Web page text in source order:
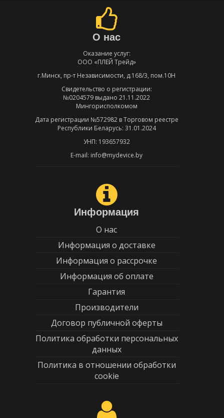
О нас
Оказание услуг:
ООО «ПЛЕЙ Трейд»
г.Минск, пр-т Независимости, д.168/3, пом.10Н
Свидетельство о регистрации:
№0204579 выдано 21.11.2022
Мингорисполкомом
Дата регистрации №572982 в Торговом реестре
Республики Беларусь: 31.01.2024
УНП: 193657932
E-mail: info@mydevice.by
Информация
О нас
Информация о доставке
Информация о рассрочке
Информация об оплате
Гарантия
Производители
Договор публичной оферты
Политика обработки персональных
данных
Политика в отношении обработки
cookie